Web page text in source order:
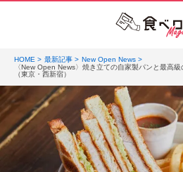
HOME 最新記事
New Open News
〈New Open News〉焼き立ての自家製パンと最高
（東京・西新宿）